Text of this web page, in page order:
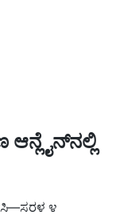
ಆನ್ಲೈನ್‌ನಲ್ಲಿ
೪